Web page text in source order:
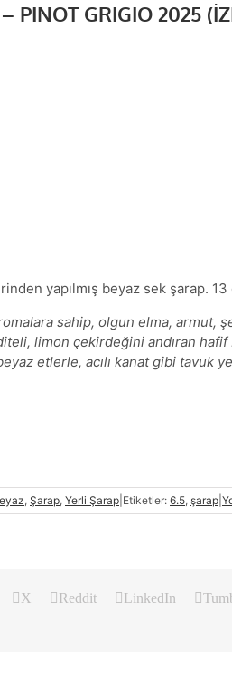
PINOT GRIGIO 2025
yapılmış beyaz sek şarap.
sahip, olgun elma, armut,
limon çekirdeğini andıran hafif
etlerle, acılı kanat gibi tavuk
, Şarap, Yerli Şarap Etiketler: 6.5, şarap
X Reddit LinkedIn